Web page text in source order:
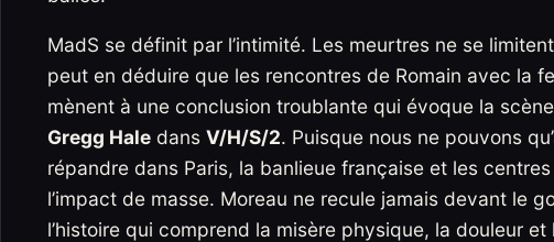
MadS se définit par l’intimité. Les meurtres ne se
peut en déduire que les rencontres de Romain avec la
mènent à une conclusion troublante qui évoque la
Gregg Hale dans V/H/S/2. Puisque nous ne pouvons
répandre dans Paris, la banlieue française et les
l’impact de masse. Moreau ne recule jamais devant le
l’histoire qui comprend la misère physique, la douleur